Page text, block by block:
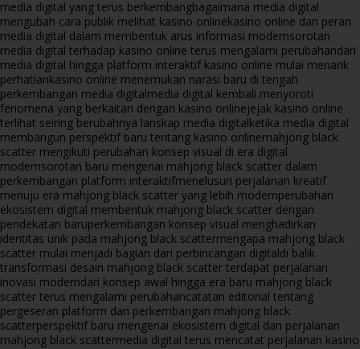
media digital yang terus berkembangbagaimana media digital
mengubah cara publik melihat kasino onlinekasino online dan peran
media digital dalam membentuk arus informasi modernsorotan
media digital terhadap kasino online terus mengalami perubahandari
media digital hingga platform interaktif kasino online mulai menarik
perhatiankasino online menemukan narasi baru di tengah
perkembangan media digitalmedia digital kembali menyoroti
fenomena yang berkaitan dengan kasino onlinejejak kasino online
terlihat seiring berubahnya lanskap media digitalketika media digital
membangun perspektif baru tentang kasino onlinemahjong black
scatter mengikuti perubahan konsep visual di era digital
modernsorotan baru mengenai mahjong black scatter dalam
perkembangan platform interaktifmenelusuri perjalanan kreatif
menuju era mahjong black scatter yang lebih modernperubahan
ekosistem digital membentuk mahjong black scatter dengan
pendekatan baruperkembangan konsep visual menghadirkan
identitas unik pada mahjong black scattermengapa mahjong black
scatter mulai menjadi bagian dari perbincangan digitaldi balik
transformasi desain mahjong black scatter terdapat perjalanan
inovasi moderndari konsep awal hingga era baru mahjong black
scatter terus mengalami perubahancatatan editorial tentang
pergeseran platform dan perkembangan mahjong black
scatterperspektif baru mengenai ekosistem digital dan perjalanan
mahjong black scattermedia digital terus mencatat perjalanan kasino